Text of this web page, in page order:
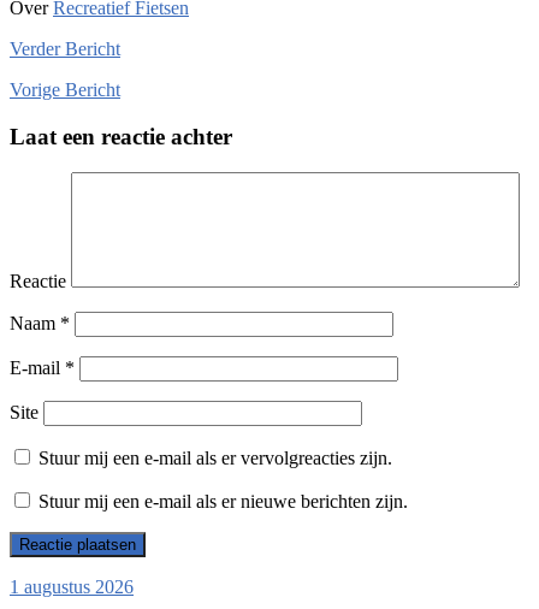
OverRecreatief Fietsen
VerderBericht
Vorige Bericht
Laat een reactie achter
Reactie
Naam *
E-mail *
Site
Stuur mij een e-mail als er vervolgreacties zijn.
Stuur mij een e-mail als er nieuwe berichten zijn.
1 augustus 2026